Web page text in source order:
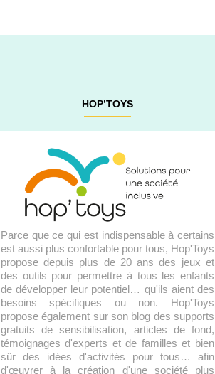
HOP’TOYS
Parce que ce qui est indispensable à certains
est aussi plus confortable pour tous, Hop'Toys
propose depuis plus de 20 ans des jeux et
des outils pour permettre à tous les enfants
de développer leur potentiel… qu'ils aient des
besoins spécifiques ou non. Hop'Toys
propose également sur son blog des supports
gratuits de sensibilisation, articles de fond,
témoignages d'experts et de familles et bien
sûr des idées d'activités pour tous… afin
d'œuvrer à la création d'une société plus